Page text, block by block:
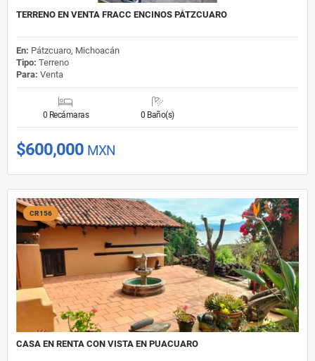
TERRENO EN VENTA FRACC ENCINOS PÁTZCUARO
En: Pátzcuaro, Michoacán
Tipo: Terreno
Para: Venta
0 Recámaras 0 Baño(s)
$600,000 MXN
CR156
CASA EN RENTA CON VISTA EN PUACUARO